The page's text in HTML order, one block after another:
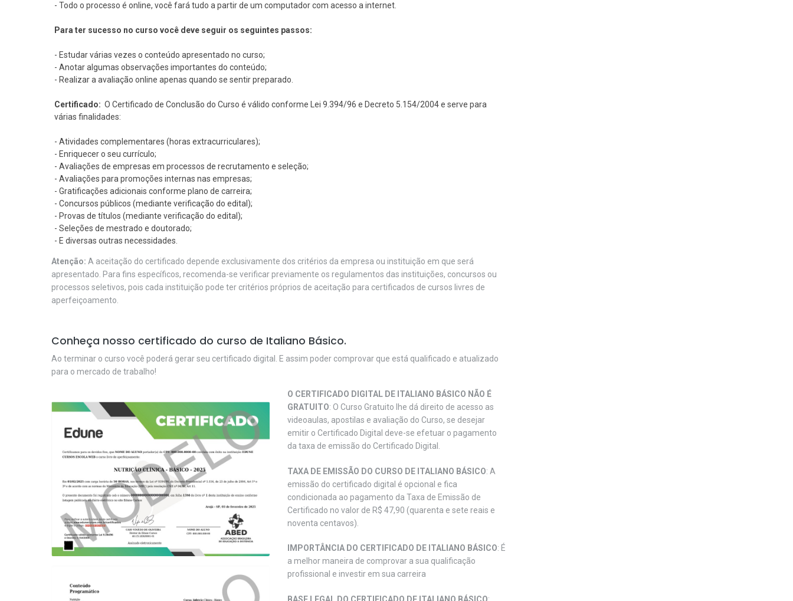
- Todo o processo é online, você fará tudo a partir de um computador com acesso a internet.
Para ter sucesso no curso você deve seguir os seguintes passos:
- Estudar várias vezes o conteúdo apresentado no curso;
- Anotar algumas observações importantes do conteúdo;
- Realizar a avaliação online apenas quando se sentir preparado.
Certificado: O Certificado de Conclusão do Curso é válido conforme Lei 9.394/96 e Decreto 5.154/2004 e serve para
várias finalidades:
- Atividades complementares (horas extracurriculares);
- Enriquecer o seu currículo;
- Avaliações de empresas em processos de recrutamento e seleção;
- Avaliações para promoções internas nas empresas;
- Gratificações adicionais conforme plano de carreira;
- Concursos públicos (mediante verificação do edital);
- Provas de títulos (mediante verificação do edital);
- Seleções de mestrado e doutorado;
- E diversas outras necessidades.
Atenção: A aceitação do certificado depende exclusivamente dos critérios da empresa ou instituição em que será
apresentado. Para fins específicos, recomenda-se verificar previamente os regulamentos das instituições, concursos ou
processos seletivos, pois cada instituição pode ter critérios próprios de aceitação para certificados de cursos livres de
aperfeiçoamento.
Conheça nosso certificado do curso de Italiano Básico.
Ao terminar o curso você poderá gerar seu certificado digital. E assim poder comprovar que está qualificado e atualizado
para o mercado de trabalho!
O CERTIFICADO DIGITAL DE ITALIANO BÁSICO NÃO É
GRATUITO: O Curso Gratuito lhe dá direito de acesso as
videoaulas, apostilas e avaliação do Curso, se desejar
emitir o Certificado Digital deve-se efetuar o pagamento
da taxa de emissão do Certificado Digital.
TAXA DE EMISSÃO DO CURSO DE ITALIANO BÁSICO: A
emissão do certificado digital é opcional e fica
condicionada ao pagamento da Taxa de Emissão de
Certificado no valor de R$ 47,90 (quarenta e sete reais e
noventa centavos).
IMPORTÂNCIA DO CERTIFICADO DE ITALIANO BÁSICO: É
a melhor maneira de comprovar a sua qualificação
profissional e investir em sua carreira